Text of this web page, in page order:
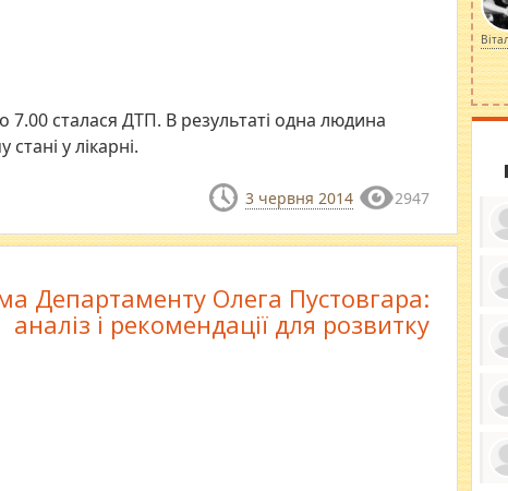
7.00 сталася ДТП. В результаті одна людина
у лікарні.
3 червня 2014 2947
Департаменту Олега Пустовгара:
аналіз і рекомендації для розвитку